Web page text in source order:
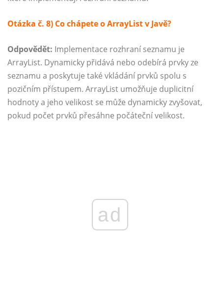
Otázka č. 8) Co chápete o ArrayList v Javě?
Odpovědět: Implementace rozhraní seznamu je
ArrayList. Dynamicky přidává nebo odebírá prvky ze
seznamu a poskytuje také vkládání prvků spolu s
pozičním přístupem. ArrayList umožňuje duplicitní
hodnoty a jeho velikost se může dynamicky zvyšovat,
pokud počet prvků přesáhne počáteční velikost.
ad